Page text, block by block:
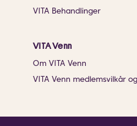
VITA Behandlinger
VITA Venn
Om VITA Venn
VITA Venn medlemsvilkår